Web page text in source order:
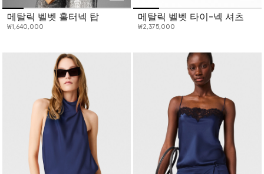
메탈릭 벨벳 홀터넥 탑
₩1,640,000
메탈릭 벨벳 타이-넥 셔츠
₩2,375,000